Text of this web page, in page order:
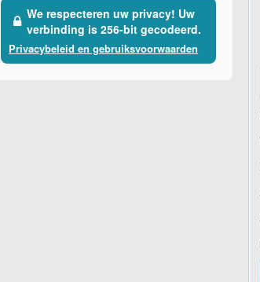
We respecteren uw privacy! Uw
verbinding is 256-bit gecodeerd.
Privacybeleid en gebruiksvoorwaarden